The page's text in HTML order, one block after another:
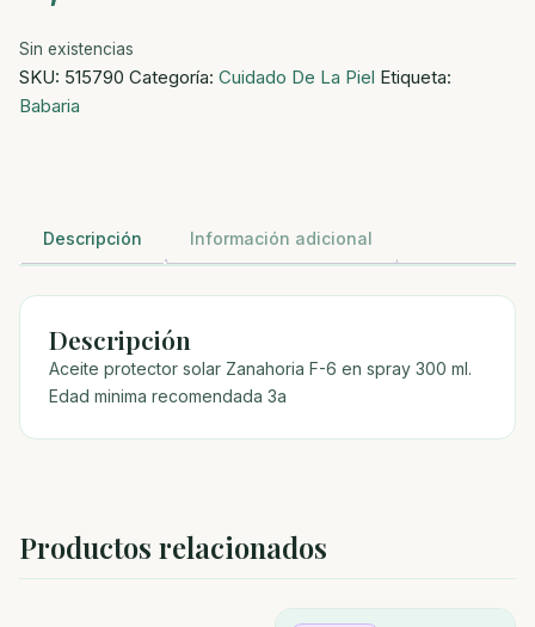
Sin existencias
SKU: 515790 Categoría: Cuidado De La Piel Etiqueta:
Babaria
Descripción Información adicional
Descripción
Aceite protector solar Zanahoria F-6 en spray 300 ml.
Edad minima recomendada 3a
Productos relacionados